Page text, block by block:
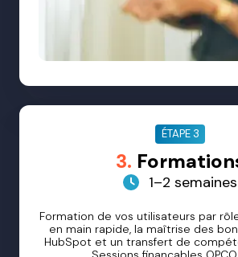
ÉTAPE 3
3.
1–2 semaines
Formation de vos utilisateurs par
en main rapide, la maîtrise des
HubSpot et un transfert de